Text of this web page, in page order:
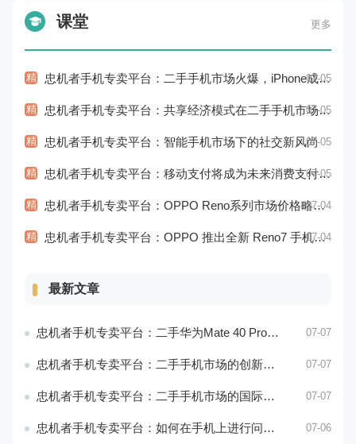
课堂 更多
精 忠机者手机专卖平台：二手手机市场火爆，iPhone成为最受欢迎的品牌07-05
精 忠机者手机专卖平台：共享经济模式在二手手机市场的应用和探索07-05
精 忠机者手机专卖平台：智能手机市场下的社交新风尚07-05
精 忠机者手机专卖平台：移动支付将成为未来消费支付的主流方式07-05
精 忠机者手机专卖平台：OPPO Reno系列市场价格略有回升07-04
精 忠机者手机专卖平台：OPPO 推出全新 Reno7 手机，搭载高端配置07-04
最新文章
忠机者手机专卖平台：二手华为Mate 40 Pro市场价格持续波动 07-07
忠机者手机专卖平台：二手手机市场的创新发展和科技引领 07-07
忠机者手机专卖平台：二手手机市场的国际化发展和拓展海外市场 07-07
忠机者手机专卖平台：如何在手机上进行问卷调查？ 07-06